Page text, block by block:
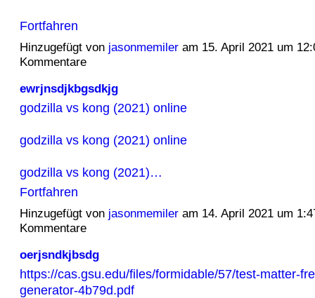
Fortfahren
Hinzugefügt von jasonmemileram 15. April 2021 um
Kommentare
ewrjnsdjkbgsdkjg
godzilla vs kong (2021) online
godzilla vs kong (2021) online
godzilla vs kong (2021)…
Fortfahren
Hinzugefügt von jasonmemileram 14. April 2021 um
Kommentare
oerjsndkjbsdg
https://cas.gsu.edu/files/formidable/57/test-matter-
generator-4b79d.pdf